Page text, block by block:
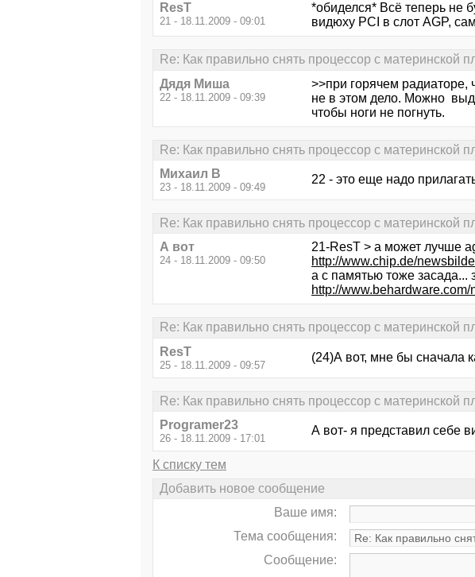
ResT
21 - 18.11.2009 - 09:01
*обиделся* Всё теперь не
видюху PCI в слот AGP,
Re: Как правильно снять процессор с материнской
Дядя Миша
22 - 18.11.2009 - 09:39
>>при горячем радиаторе,
не в этом дело. Можно
чтобы ноги не погнуть.
Re: Как правильно снять процессор с материнской
Михаил В
23 - 18.11.2009 - 09:49
22 - это еще надо
Re: Как правильно снять процессор с материнской
А вот
24 - 18.11.2009 - 09:50
21-ResT > а может лучше
http://www.chip.de/
а с памятью тоже засада...
http://
Re: Как правильно снять процессор с материнской
ResT
25 - 18.11.2009 - 09:57
(24)А вот, мне бы сначала
Re: Как правильно снять процессор с материнской
Programer23
26 - 18.11.2009 - 17:01
А вот- я представил себе
К списку тем
Добавить новое сообщение
Ваше имя:
Тема сообщения:
Сообщение: